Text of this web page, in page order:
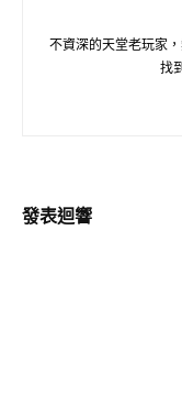
不資深的天堂老玩家
找
發表迴響